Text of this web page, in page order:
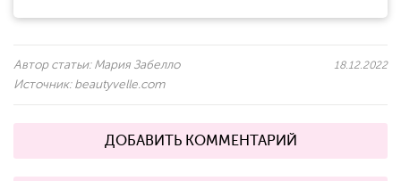
Автор статьи: Мария Забелло
Источник: beautyvelle.com
18.12.2022
ДОБАВИТЬ КОММЕНТАРИЙ